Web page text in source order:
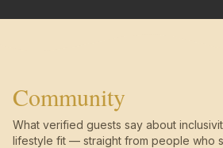
Community
What verified guests say about
lifestyle fit — straight from people who